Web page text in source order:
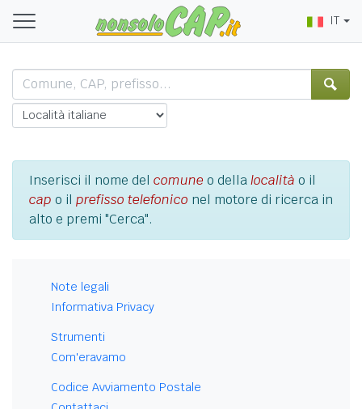
IT
Inserisci il nome del comune o dellalocalità o il
cap o il prefisso telefonico nel motore di ricerca in
alto e premi "Cerca".
Note legali
Informativa Privacy
Strumenti
Com'eravamo
Codice Avviamento Postale